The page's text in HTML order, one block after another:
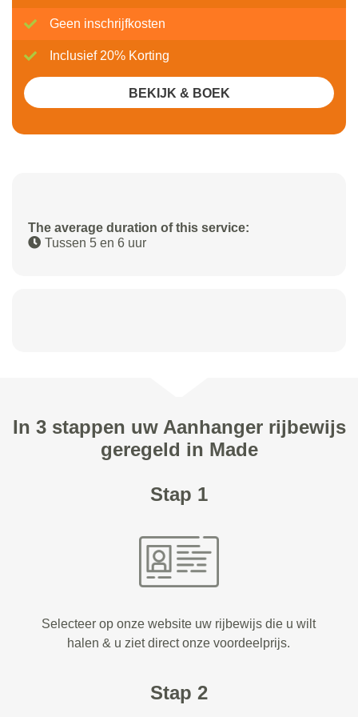
The average duration of this service:
Tussen 5 en 6 uur
Geen inschrijfkosten
Inclusief 20% Korting
BEKIJK & BOEK
In 3 stappen uw Aanhanger rijbewijs
geregeld in Made
Stap 1
Selecteer op onze website uw rijbewijs die u wilt
halen & u ziet direct onze voordeelprijs.
Stap 2